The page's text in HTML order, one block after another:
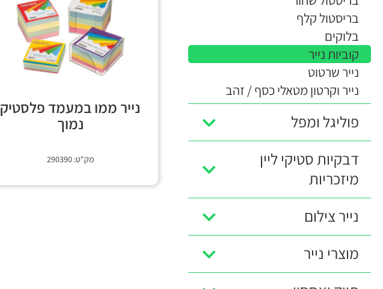
בריסטול קלף
בלוקים
קוביות נייר
נייר שרטוט
נייר וקרטון מטאלי כסף / זהב
פוליגל ומפל
דבקיות סטיקי ליין
מיזכריות
נייר צילום
מוצרי נייר
נייר ממו במעמד פלסטיק
נמוך
מק"ט: 290390